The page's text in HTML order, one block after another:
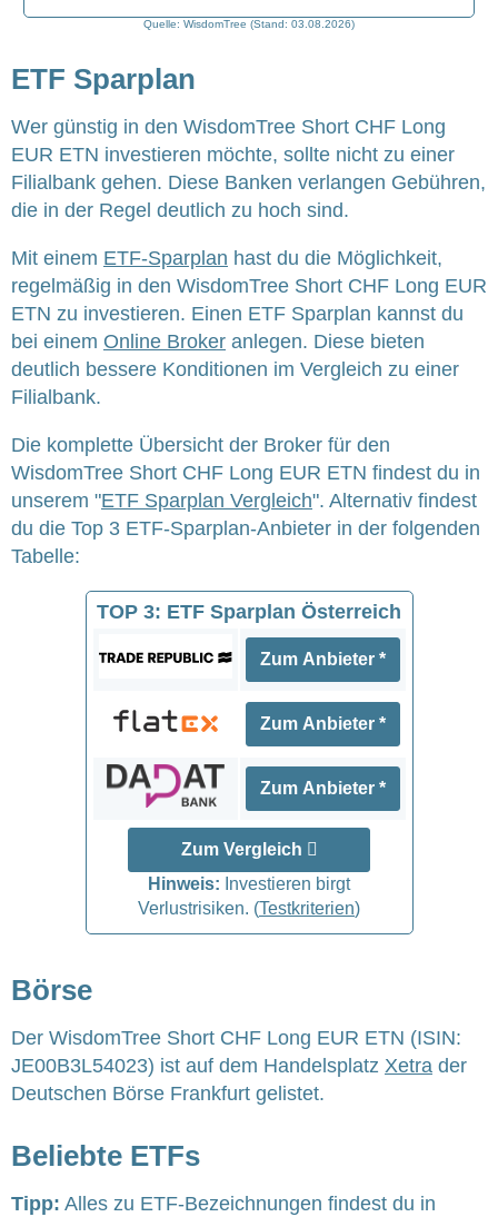
Quelle: WisdomTree (Stand: 03.08.2026)
ETF Sparplan
Wer günstig in den WisdomTree Short CHF Long
EUR ETN investieren möchte, sollte nicht zu einer
Filialbank gehen. Diese Banken verlangen Gebühren,
die in der Regel deutlich zu hoch sind.
Mit einem ETF-Sparplan hast du die Möglichkeit,
regelmäßig in den WisdomTree Short CHF Long EUR
ETN zu investieren. Einen ETF Sparplan kannst du
bei einem Online Broker anlegen. Diese bieten
deutlich bessere Konditionen im Vergleich zu einer
Filialbank.
Die komplette Übersicht der Broker für den
WisdomTree Short CHF Long EUR ETN findest du in
unserem "ETF Sparplan Vergleich". Alternativ findest
du die Top 3 ETF-Sparplan-Anbieter in der folgenden
Tabelle:
TOP 3: ETF Sparplan Österreich
Zum Anbieter *
Zum Anbieter *
Zum Anbieter *
Zum Vergleich
Hinweis: Investieren birgt
Verlustrisiken. (Testkriterien)
Börse
Der WisdomTree Short CHF Long EUR ETN (ISIN:
JE00B3L54023) ist auf dem Handelsplatz Xetra der
Deutschen Börse Frankfurt gelistet.
Beliebte ETFs
Tipp: Alles zu ETF-Bezeichnungen findest du in